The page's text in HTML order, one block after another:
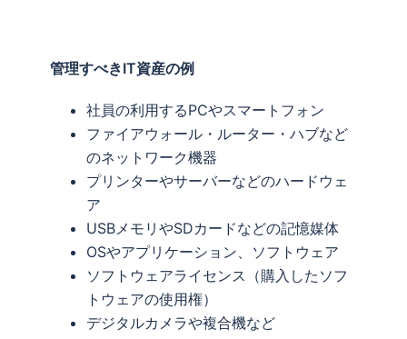
管理すべきIT資産の例
社員の利用するPCやスマートフォン
ファイアウォール・ルーター・ハブなど
のネットワーク機器
プリンターやサーバーなどのハードウェ
ア
USBメモリやSDカードなどの記憶媒体
OSやアプリケーション、ソフトウェア
ソフトウェアライセンス（購入したソフ
トウェアの使用権）
デジタルカメラや複合機など